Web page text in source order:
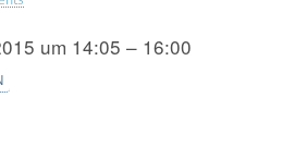
um 14:05 – 16:00